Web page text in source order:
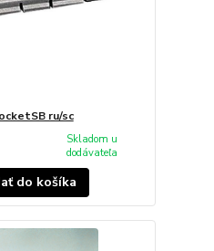
ru/sc
Skladom u
dodávateľa
do košíka